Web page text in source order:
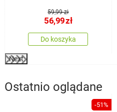
59,99 zł
56,99zł
Do koszyka
Next
Ostatnio oglądane
-51%